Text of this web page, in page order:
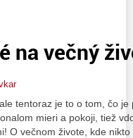
na večný
tentoraz je to o tom, čo
mieri a pokoji, tiež
O večnom živote, kde